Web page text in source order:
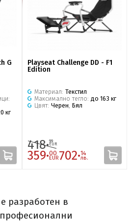
G
кг
Playseat Challenge DD - F1
Edition
Материал: Текстил
Максимално тегло: до 163 кг
Цвят: Черен, Бял
418·99
EUR
359·00
EUR702·14
лв.
разработен в
професионални